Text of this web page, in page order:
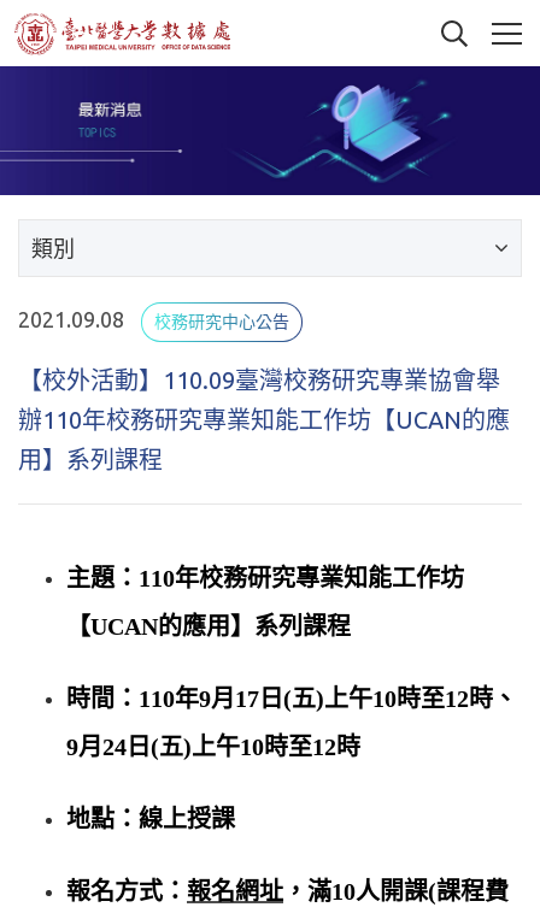
類別
2021.09.08 校務研究中心公告
【校外活動】110.09臺灣校務研究專業協會舉
辦110年校務研究專業知能工作坊【UCAN的應
用】系列課程
主題：110年校務研究專業知能工作坊
【UCAN的應用】系列課程
時間：110年9月17日(五)上午10時至12時、
9月24日(五)上午10時至12時
地點：線上授課
報名方式： 報名網址 ，滿10人開課(課程費